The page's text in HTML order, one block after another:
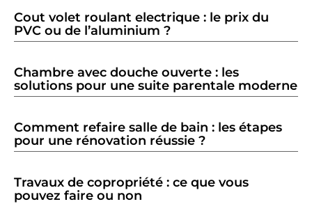
Cout volet roulant electrique : le prix du
PVC ou de l’aluminium ?
Chambre avec douche ouverte : les
solutions pour une suite parentale moderne
Comment refaire salle de bain : les étapes
pour une rénovation réussie ?
Travaux de copropriété : ce que vous
pouvez faire ou non